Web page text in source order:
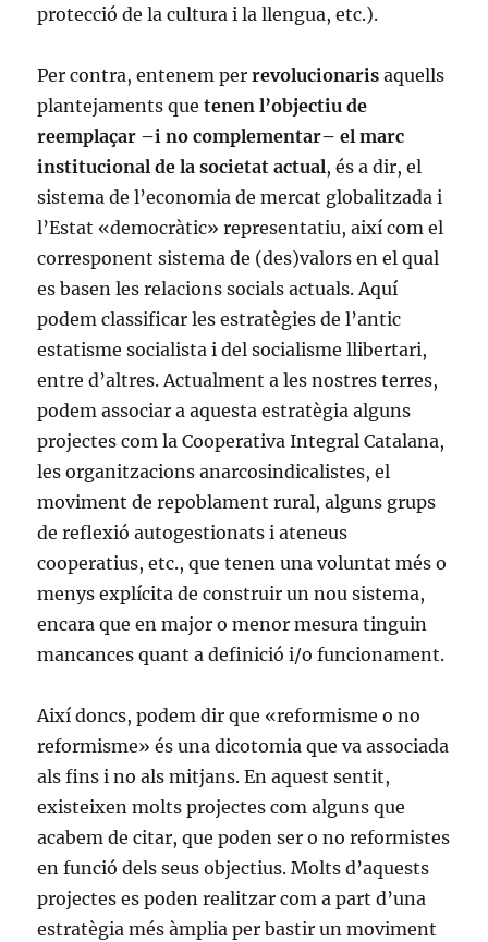
protecció de la cultura i la llengua, etc.).
Per contra, entenem perrevolucionaris aquells
plantejaments quetenen l’objectiu de
reemplaçar –i no complementar– el marc
institucional de la societat actual, és a dir, el
sistema de l’economia de mercat globalitzada i
l’Estat «democràtic» representatiu, així com el
corresponent sistema de (des)valors en el qual
es basen les relacions socials actuals. Aquí
podem classificar les estratègies de l’antic
estatisme socialista i del socialisme llibertari,
entre d’altres. Actualment a les nostres terres,
podem associar a aquesta estratègia alguns
projectes com la Cooperativa Integral Catalana,
les organitzacions anarcosindicalistes, el
moviment de repoblament rural, alguns grups
de reflexió autogestionats i ateneus
cooperatius, etc., que tenen una voluntat més o
menys explícita de construir un nou sistema,
encara que en major o menor mesura tinguin
mancances quant a definició i/o funcionament.
Així doncs, podem dir que «reformisme o no
reformisme» és una dicotomia que va associada
als fins i no als mitjans. En aquest sentit,
existeixen molts projectes com alguns que
acabem de citar, que poden ser o no reformistes
en funció dels seus objectius. Molts d’aquests
projectes es poden realitzar com a part d’una
estratègia més àmplia per bastir un moviment